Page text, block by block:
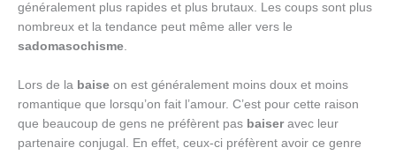
généralement plus rapides et plus brutaux. Les coups sont plus
nombreux et la tendance peut même aller vers le
sadomasochisme.
Lors de la baise on est généralement moins doux et moins
romantique que lorsqu’on fait l’amour. C’est pour cette raison
que beaucoup de gens ne préfèrent pas baiseravec leur
partenaire conjugal. En effet, ceux-ci préfèrent avoir ce genre